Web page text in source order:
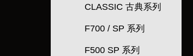
CLASSIC 古典系列
F700 / SP 系列
F500 SP 系列